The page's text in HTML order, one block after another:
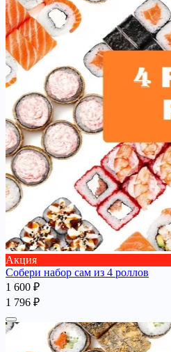
Акция
Собери набор сам из 4 роллов
1 600 ₽
1 796 ₽